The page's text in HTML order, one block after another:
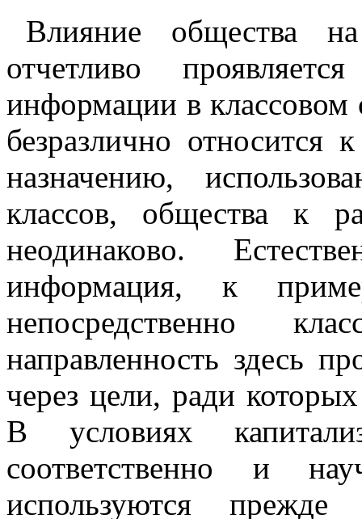
Влияние общества
отчетливо
информации в
безразлично
назначению,
классов, общества к
неодинаково.
информация, к
непосредственно
направленность здесь
через цели, ради
В условиях
соответственно и
используются